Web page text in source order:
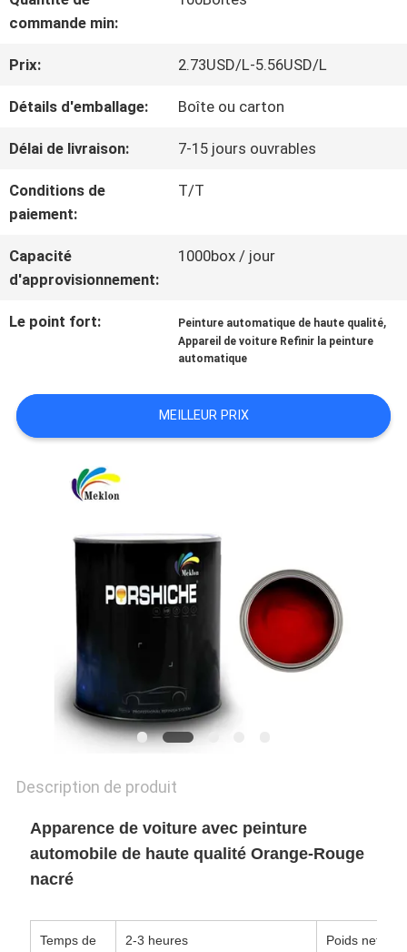
VISITE
D'USINE
CONTRÔLE
LA
QUALITÉ
CONTACT
DE
SOUMISSION
POLITIQUE
DE
CONFIDENTIALITÉ
commande min:
Prix: 2.73USD/L-5.56USD/L
Détails d'emballage: Boîte ou carton
Délai de livraison: 7-15 jours ouvrables
Conditions de
paiement:
T/T
Capacité
d'approvisionnement:
1000box / jour
Le point fort: Peinture automatique de haute qualité,
Appareil de voiture Refinir la peinture
automatique
MEILLEUR PRIX
Description de produit
Apparence de voiture avec peinture
automobile de haute qualité Orange-Rouge
nacré
Temps de
2-3 heures Poids net